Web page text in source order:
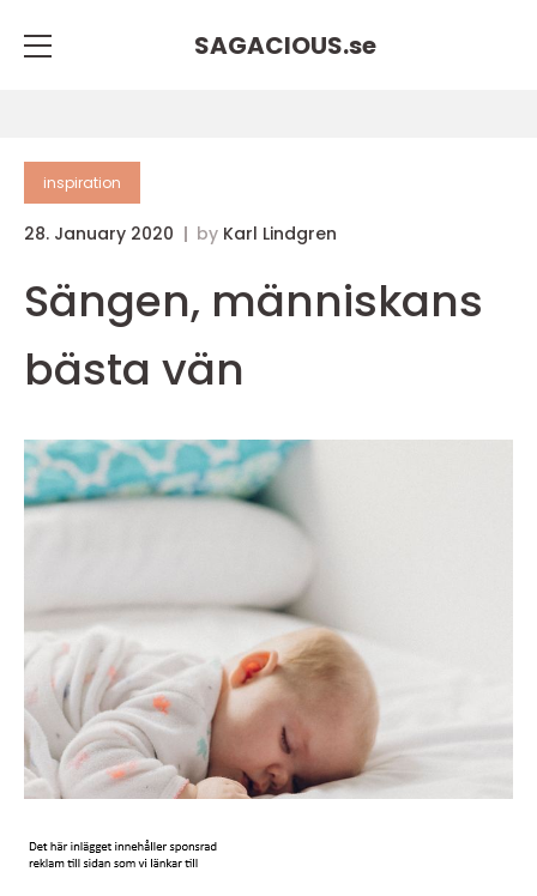
SAGACIOUS.se
inspiration
28. January 2020 by Karl Lindgren
Sängen, människans
bästa vän